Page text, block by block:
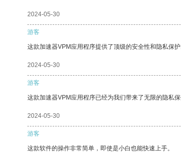
2024-05-30
游客
这款加速器VPM应用程序提供了顶级的安全性和隐私保护
2024-05-30
游客
这款加速器VPM应用程序已经为我们带来了无限的隐私保
2024-05-30
游客
这款软件的操作非常简单，即使是小白也能快速上手。